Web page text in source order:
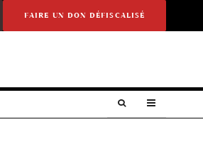
FAIRE UN DON DÉFISCALISÉ